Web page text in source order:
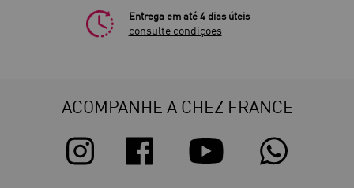
Entrega em até 4 dias úteis
consulte condiçoes
ACOMPANHE A CHEZ FRANCE